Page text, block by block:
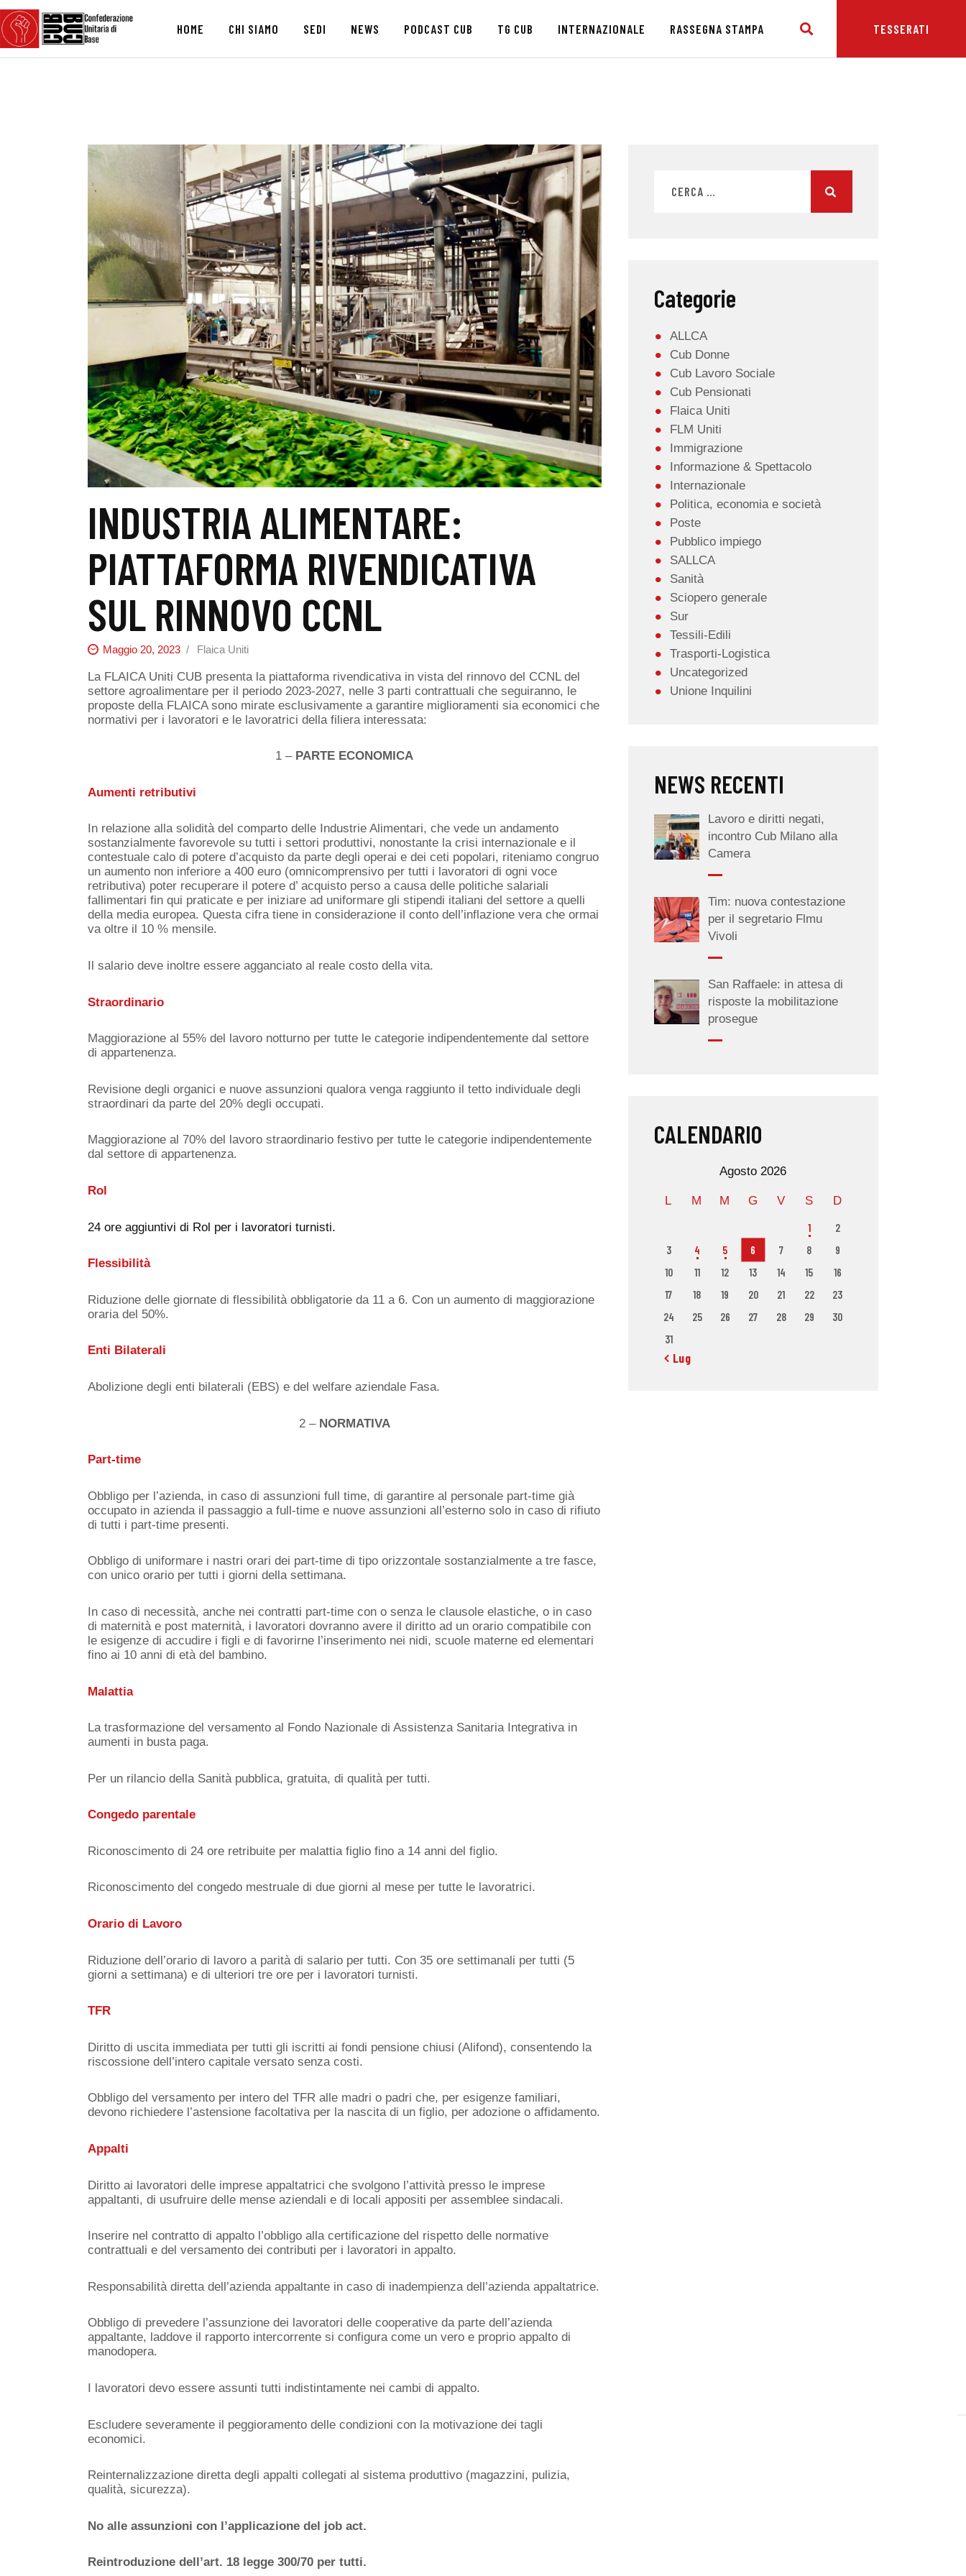
HOME CHI SIAMO SEDI NEWS PODCAST CUB TG CUB INTERNAZIONALE RASSEGNA STAMPA TESSERATI
HOME
CHI SIAMO
NEWS
PODCAST CUB
TG CUB
INTERNAZIONALE
RASSEGNA STAMPA
INDUSTRIA ALIMENTARE:
PIATTAFORMA RIVENDICATIVA
SUL RINNOVO CCNL
Maggio 20, 2023 Flaica Uniti
La FLAICA Uniti CUB presenta la piattaforma rivendicativa in vista del rinnovo del CCNL del
settore agroalimentare per il periodo 2023-2027, nelle 3 parti contrattuali che seguiranno, le
proposte della FLAICA sono mirate esclusivamente a garantire miglioramenti sia economici che
normativi per i lavoratori e le lavoratrici della filiera interessata:
1 – PARTE ECONOMICA
Aumenti retributivi
In relazione alla solidità del comparto delle Industrie Alimentari, che vede un andamento
sostanzialmente favorevole su tutti i settori produttivi, nonostante la crisi internazionale e il
contestuale calo di potere d’acquisto da parte degli operai e dei ceti popolari, riteniamo congruo
un aumento non inferiore a 400 euro (omnicomprensivo per tutti i lavoratori di ogni voce
retributiva) poter recuperare il potere d’ acquisto perso a causa delle politiche salariali
fallimentari fin qui praticate e per iniziare ad uniformare gli stipendi italiani del settore a quelli
della media europea. Questa cifra tiene in considerazione il conto dell’inflazione vera che ormai
va oltre il 10 % mensile.
Il salario deve inoltre essere agganciato al reale costo della vita.
Straordinario
Maggiorazione al 55% del lavoro notturno per tutte le categorie indipendentemente dal settore
di appartenenza.
Revisione degli organici e nuove assunzioni qualora venga raggiunto il tetto individuale degli
straordinari da parte del 20% degli occupati.
Maggiorazione al 70% del lavoro straordinario festivo per tutte le categorie indipendentemente
dal settore di appartenenza.
Rol
24 ore aggiuntivi di Rol per i lavoratori turnisti.
Flessibilità
Riduzione delle giornate di flessibilità obbligatorie da 11 a 6. Con un aumento di maggiorazione
oraria del 50%.
Enti Bilaterali
Abolizione degli enti bilaterali (EBS) e del welfare aziendale Fasa.
2 – NORMATIVA
Part-time
Obbligo per l’azienda, in caso di assunzioni full time, di garantire al personale part-time già
occupato in azienda il passaggio a full-time e nuove assunzioni all’esterno solo in caso di rifiuto
di tutti i part-time presenti.
Obbligo di uniformare i nastri orari dei part-time di tipo orizzontale sostanzialmente a tre fasce,
con unico orario per tutti i giorni della settimana.
In caso di necessità, anche nei contratti part-time con o senza le clausole elastiche, o in caso
di maternità e post maternità, i lavoratori dovranno avere il diritto ad un orario compatibile con
le esigenze di accudire i figli e di favorirne l’inserimento nei nidi, scuole materne ed elementari
fino ai 10 anni di età del bambino.
Malattia
La trasformazione del versamento al Fondo Nazionale di Assistenza Sanitaria Integrativa in
aumenti in busta paga.
Per un rilancio della Sanità pubblica, gratuita, di qualità per tutti.
Congedo parentale
Riconoscimento di 24 ore retribuite per malattia figlio fino a 14 anni del figlio.
Riconoscimento del congedo mestruale di due giorni al mese per tutte le lavoratrici.
Orario di Lavoro
Riduzione dell’orario di lavoro a parità di salario per tutti. Con 35 ore settimanali per tutti (5
giorni a settimana) e di ulteriori tre ore per i lavoratori turnisti.
TFR
Diritto di uscita immediata per tutti gli iscritti ai fondi pensione chiusi (Alifond), consentendo la
riscossione dell’intero capitale versato senza costi.
Obbligo del versamento per intero del TFR alle madri o padri che, per esigenze familiari,
devono richiedere l’astensione facoltativa per la nascita di un figlio, per adozione o affidamento.
Appalti
Diritto ai lavoratori delle imprese appaltatrici che svolgono l’attività presso le imprese
appaltanti, di usufruire delle mense aziendali e di locali appositi per assemblee sindacali.
Inserire nel contratto di appalto l’obbligo alla certificazione del rispetto delle normative
contrattuali e del versamento dei contributi per i lavoratori in appalto.
Responsabilità diretta dell’azienda appaltante in caso di inadempienza dell’azienda appaltatrice.
Obbligo di prevedere l’assunzione dei lavoratori delle cooperative da parte dell’azienda
appaltante, laddove il rapporto intercorrente si configura come un vero e proprio appalto di
manodopera.
I lavoratori devo essere assunti tutti indistintamente nei cambi di appalto.
Escludere severamente il peggioramento delle condizioni con la motivazione dei tagli
economici.
Reinternalizzazione diretta degli appalti collegati al sistema produttivo (magazzini, pulizia,
qualità, sicurezza).
No alle assunzioni con l’applicazione del job act.
Reintroduzione dell’art. 18 legge 300/70 per tutti.
Categorie
ALLCA
Cub Donne
Cub Lavoro Sociale
Cub Pensionati
Flaica Uniti
FLM Uniti
Immigrazione
Informazione & Spettacolo
Internazionale
Politica, economia e società
Poste
Pubblico impiego
SALLCA
Sanità
Sciopero generale
Sur
Tessili-Edili
Trasporti-Logistica
Uncategorized
Unione Inquilini
NEWS RECENTI
Lavoro e diritti negati,
incontro Cub Milano alla
Camera
Tim: nuova contestazione
per il segretario Flmu
Vivoli
San Raffaele: in attesa di
risposte la mobilitazione
prosegue
CALENDARIO
Agosto 2026
L M M G V S D
1
2
3
4 5 6 7 8
9
10
11 12 13 14 15
16
17
18 19 20 21 22
23
24
25 26 27 28 29
30
31
« Lug